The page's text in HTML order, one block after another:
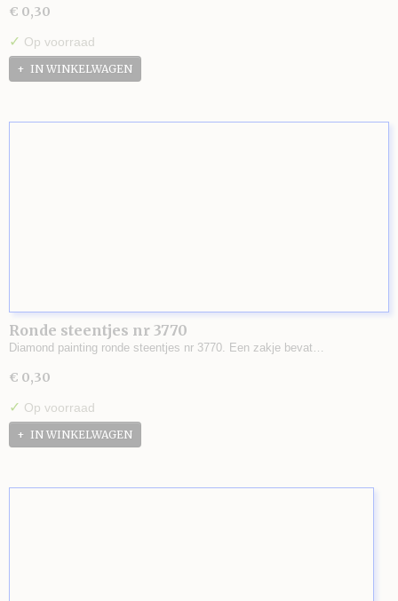
€ 0,30
✓ Op voorraad
IN WINKELWAGEN
Ronde steentjes nr 3770
Diamond painting ronde steentjes nr 3770. Een zakje bevat…
€ 0,30
✓ Op voorraad
IN WINKELWAGEN